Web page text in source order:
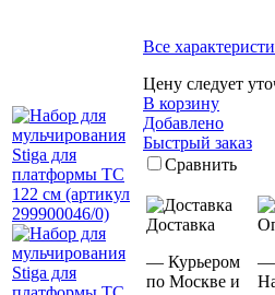
Все
Цену следует
В корзину
Добавлено
Быстрый заказ
Сравнить
Доставка
— Курьером
по Москве и
—